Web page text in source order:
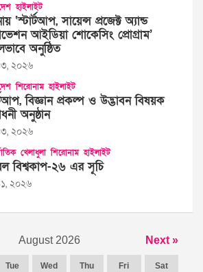
হাইলাইট
‘স্টার্টআপ, সায়েন্স প্রজেক্ট অ্যান্ড
আইডিয়া শোকেসিং প্রোগ্রাম’
অনুষ্ঠিত
২০২৬
শিরোনাম হাইলাইট
বিজ্ঞান প্রকল্প ও উদ্ভাবন বিষয়ক
অনুষ্ঠান
২০২৬
খেলাধুলা শিরোনাম হাইলাইট
বিশ্বকাপ-২৬ এর সূচি
২০২৬
August 2026 Next »
Tue Wed Thu Fri Sat